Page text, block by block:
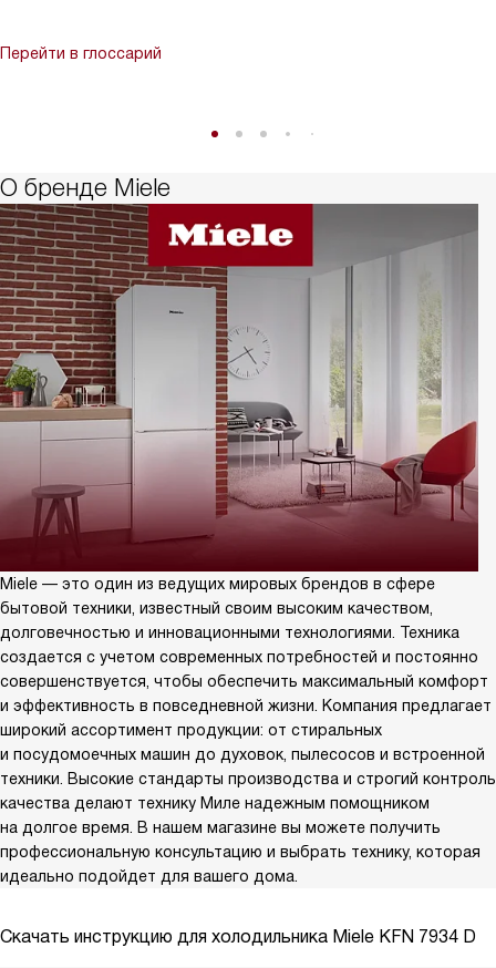
Перейти в глоссарий
О бренде Miele
Miele — это один из ведущих мировых брендов в сфере
бытовой техники, известный своим высоким качеством,
долговечностью и инновационными технологиями. Техника
создается с учетом современных потребностей и постоянно
совершенствуется, чтобы обеспечить максимальный комфорт
и эффективность в повседневной жизни. Компания предлагает
широкий ассортимент продукции: от стиральных
и посудомоечных машин до духовок, пылесосов и встроенной
техники. Высокие стандарты производства и строгий контроль
качества делают технику Миле надежным помощником
на долгое время. В нашем магазине вы можете получить
профессиональную консультацию и выбрать технику, которая
идеально подойдет для вашего дома.
Скачать инструкцию для холодильника Miele KFN 7934 D